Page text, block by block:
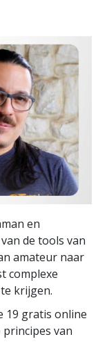
en
de tools van
amateur naar
complexe
krijgen.
19 gratis online
van